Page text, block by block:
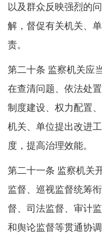
以及群众反映强烈的
解，督促有关机关、
责。
第二十条 监察机关应
在查清问题、依法处
制度建设、权力配置
机关、单位提出改进
度，提高治理效能。
第二十一条 监察机关
监督、巡视监督统筹
督、司法监督、审计
和舆论监督等贯通协